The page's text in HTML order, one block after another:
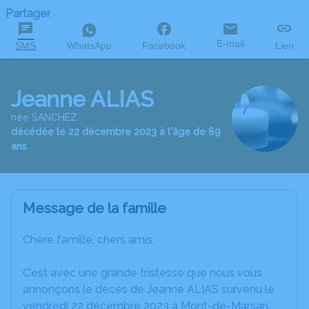
Partager
SMS WhatsApp Facebook E-mail Lien
Jeanne ALIAS
née SANCHEZ
décédée le 22 décembre 2023 à l'âge de 89
ans
Message de la famille
Chère famille, chers amis,
C’est avec une grande tristesse que nous vous
annonçons le décès de Jeanne ALIAS survenu le
vendredi 22 décembre 2023 à Mont-de-Marsan.